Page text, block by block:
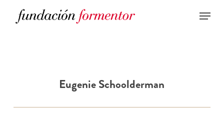
Eugenie Schoolderman